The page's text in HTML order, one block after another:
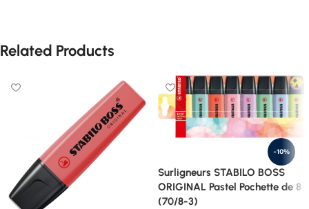
Related Products
-10%
Surligneurs STABILO BOSS
ORIGINAL Pastel Pochette de 8
(70/8-3)